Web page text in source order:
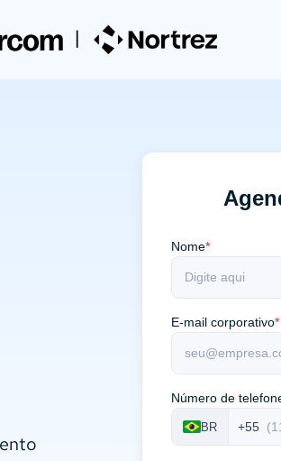
Nome*
E-mail corporativo*
Número de
BR +55